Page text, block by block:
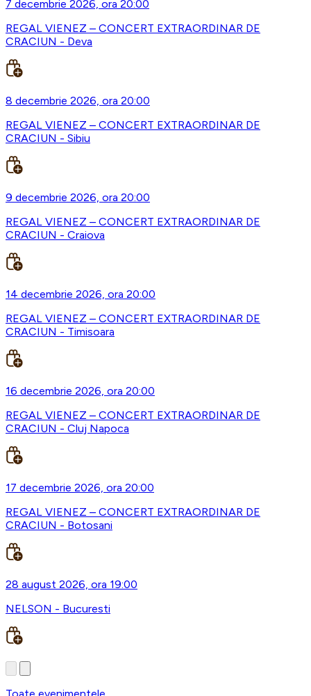
7 decembrie 2026, ora 20:00
REGAL VIENEZ – CONCERT EXTRAORDINAR DE
CRACIUN - Deva
8 decembrie 2026, ora 20:00
REGAL VIENEZ – CONCERT EXTRAORDINAR DE
CRACIUN - Sibiu
9 decembrie 2026, ora 20:00
REGAL VIENEZ – CONCERT EXTRAORDINAR DE
CRACIUN - Craiova
14 decembrie 2026, ora 20:00
REGAL VIENEZ – CONCERT EXTRAORDINAR DE
CRACIUN - Timisoara
16 decembrie 2026, ora 20:00
REGAL VIENEZ – CONCERT EXTRAORDINAR DE
CRACIUN - Cluj Napoca
17 decembrie 2026, ora 20:00
REGAL VIENEZ – CONCERT EXTRAORDINAR DE
CRACIUN - Botosani
28 august 2026, ora 19:00
NELSON - Bucuresti